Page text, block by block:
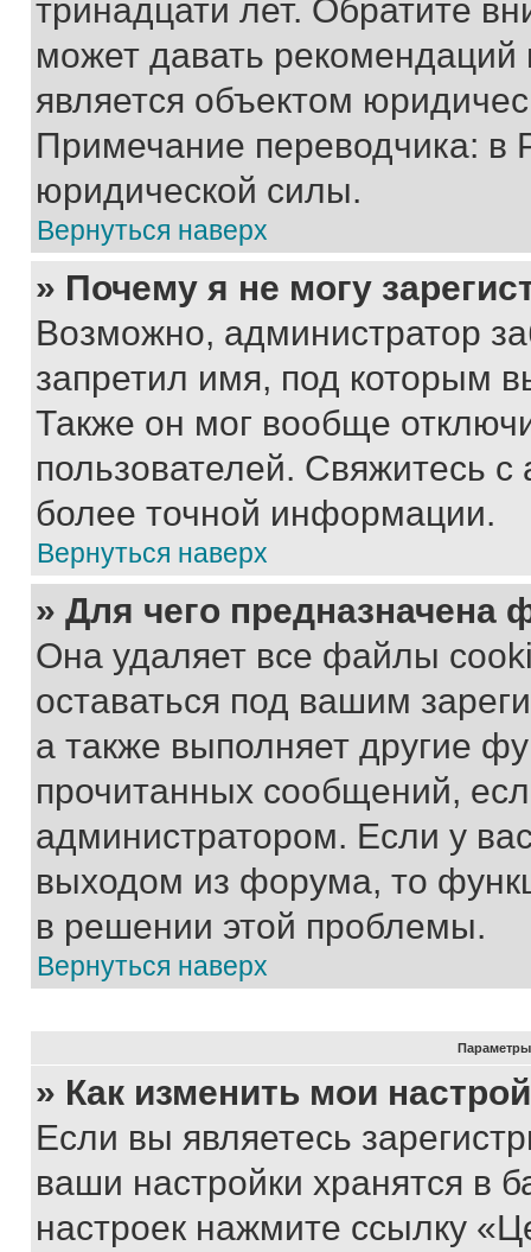
тринадцати лет. Обратите
может давать
является объектом
Примечание переводчика: в
юридической силы.
Вернуться наверх
» Почему я не могу
Возможно, администратор
запретил имя, под которым
Также он мог вообще
пользователей. Свяжитесь
более точной информации.
Вернуться наверх
» Для чего предназначена
Она удаляет все файлы
оставаться под вашим
а также выполняет другие
прочитанных сообщений,
администратором. Если у
выходом из форума, то
в решении этой проблемы.
Вернуться наверх
Параметры
» Как изменить мои
Если вы являетесь
ваши настройки хранятся в
настроек нажмите ссылку